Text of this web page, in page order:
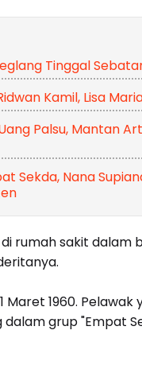
Tinggal
Kamil, Lisa
Palsu, Mantan
Sekda, Nana
rumah sakit dalam
Maret 1960.
grup "Empat